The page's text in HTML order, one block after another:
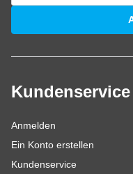
E-Mailadresse
Kundenservice
Anmelden
Ein Konto erstellen
Kundenservice